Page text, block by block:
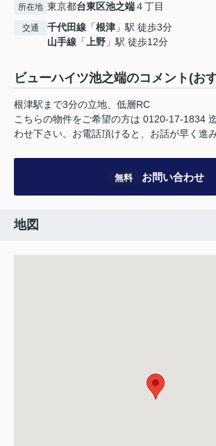
所在地 東京都台東区池之端４丁目
交通 千代田線 「根津 」駅 徒歩3分
山手線 「 上野 」駅 徒歩12分
ビューハイツ池之端のコメント(お
根津駅まで3分の立地、低層RC
こちらの物件をご希望の方は 0120-17-1834
わせ下さい。お電話頂けると、お話が早く進み
無料 お問い合わせ
地図